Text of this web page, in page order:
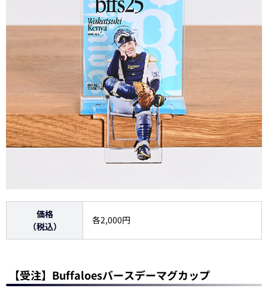
価格
（税込）
各2,000円
【受注】Buffaloesバースデーマグカップ